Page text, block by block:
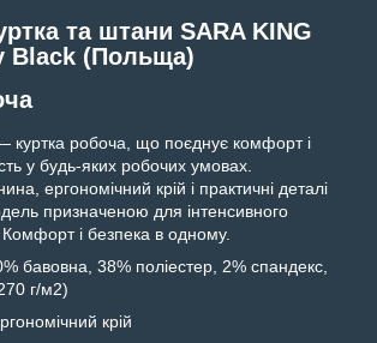
та штани SARA KING
Black (Польща)
куртка робоча, що поєднує комфорт і
у будь-яких робочих умовах.
ергономічний крій і практичні деталі
призначеною для інтенсивного
і безпека в одному.
бавовна, 38% поліестер, 2% спандекс,
г/м2)
крій